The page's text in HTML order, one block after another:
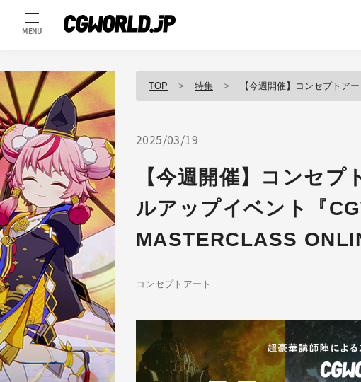
MENU
TOP 特集 【今週開催】コンセプトアートに特化し
2025/03/19
【今週開催】コンセ
ルアップイベント『
MASTERCLASS
コンセプトアート